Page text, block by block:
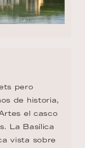
pero
de historia,
el casco
La Basílica
vista sobre